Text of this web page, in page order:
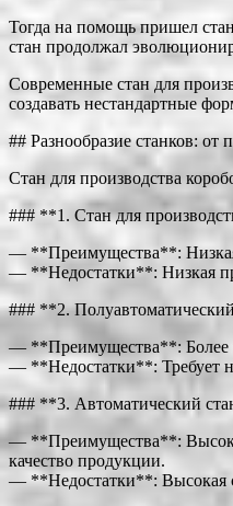
Тогда на помощь пришел
стан продолжал
Современные стан для
создавать нестандартные
## Разнообразие станков: от
Стан для производства
### **1. Стан для
— **Преимущества**: Низкая
— **Недостатки**: Низкая
### **2.
— **Преимущества**: Более
— **Недостатки**: Требует
### **3. Автоматический
— **Преимущества**:
качество продукции.
— **Недостатки**: Высокая